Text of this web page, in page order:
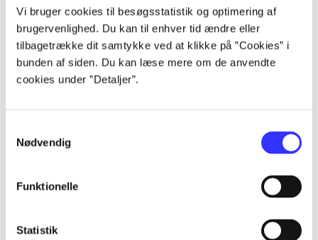
Vi bruger cookies til besøgsstatistik og optimering af
brugervenlighed. Du kan til enhver tid ændre eller
tilbagetrække dit samtykke ved at klikke på ”Cookies” i
bunden af siden. Du kan læse mere om de anvendte
cookies under ”Detaljer”.
Nødvendig
Funktionelle
Statistik
Artikler
Alle registrerede artikler fordelt på udgivelser